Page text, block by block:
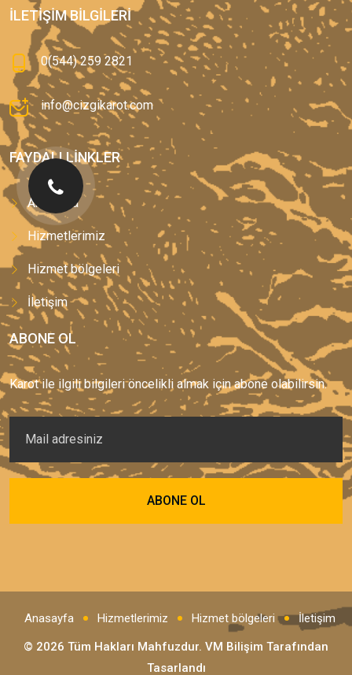
İLETIŞIM BILGILERI
0(544) 259 2821
info@cizgikarot.com
FAYDALI LINKLER
Anasayfa
Hizmetlerimiz
Hizmet bölgeleri
İletişim
ABONE OL
Karot ile ilgili bilgileri öncelikli almak için abone olabilirsin.
Anasayfa Hizmetlerimiz Hizmet bölgeleri
İletişim
© 2026 Tüm Hakları Mahfuzdur. VM Bilişim Tarafından
Tasarlandı